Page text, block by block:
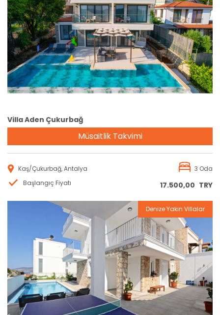
Rezervasyon
Villa Aden Çukurbağ
Müsaitlik Takvimi
Kaş/Çukurbağ, Antalya
3 Oda
Başlangıç Fiyatı
17.500,00 TRY
Rezervasyon
Denize Yakın Villalar